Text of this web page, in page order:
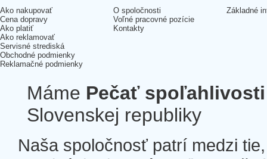
Ako nakupovať
Cena dopravy
Ako platiť
Ako reklamovať
Servisné strediská
Obchodné podmienky
Reklamačné podmienky
O spoločnosti
Voľné pracovné pozície
Kontakty
Základné
Máme Pečať spoľahlivosti
Slovenskej republiky
Naša spoločnosť patrí medzi